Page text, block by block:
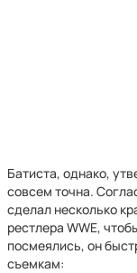
Батиста, однако,
совсем точна.
сделал несколько
рестлера WWE,
посмеялись, он
съемкам: